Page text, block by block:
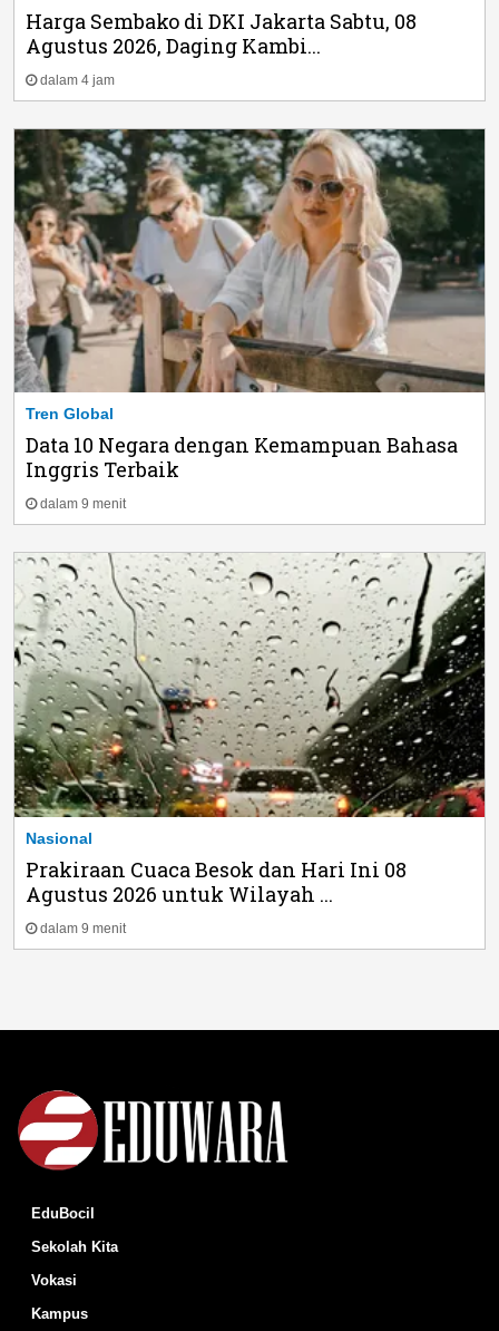
Harga Sembako di DKI Jakarta Sabtu, 08
Agustus 2026, Daging Kambi...
dalam 4 jam
Tren Global
Data 10 Negara dengan Kemampuan Bahasa
Inggris Terbaik
dalam 9 menit
Nasional
Prakiraan Cuaca Besok dan Hari Ini 08
Agustus 2026 untuk Wilayah ...
dalam 9 menit
EduBocil
Sekolah Kita
Vokasi
Kampus